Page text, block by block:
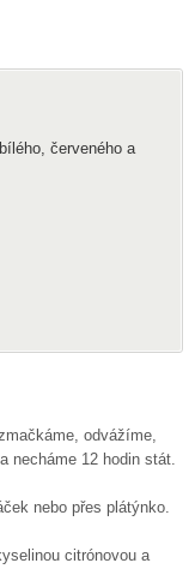
červeného a
odvážíme,
necháme 12 hodin stát.
nebo přes plátýnko.
citrónovou a